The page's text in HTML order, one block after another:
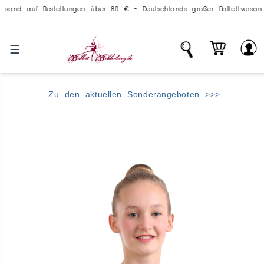
auf Bestellungen über 80 € - Deutschlands großer Ballettversand.
☰
Zu den aktuellen Sonderangeboten >>>